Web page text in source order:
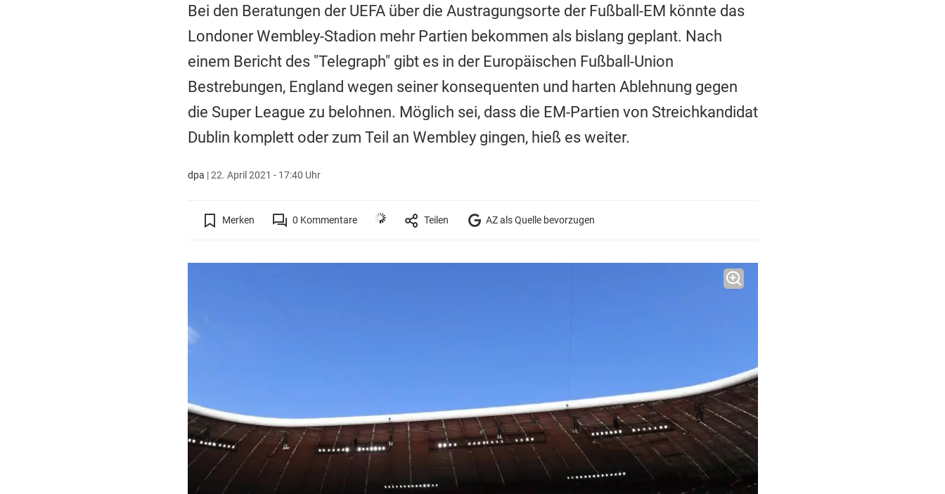
Bei den Beratungen der UEFA über die Austragungsorte der Fußball-EM könnte das
Londoner Wembley-Stadion mehr Partien bekommen als bislang geplant. Nach
einem Bericht des "Telegraph" gibt es in der Europäischen Fußball-Union
Bestrebungen, England wegen seiner konsequenten und harten Ablehnung gegen
die Super League zu belohnen. Möglich sei, dass die EM-Partien von Streichkandidat
Dublin komplett oder zum Teil an Wembley gingen, hieß es weiter.
dpa |22. April 2021 - 17:40 Uhr
Merken 0 Kommentare Teilen AZ als Quelle bevorzugen